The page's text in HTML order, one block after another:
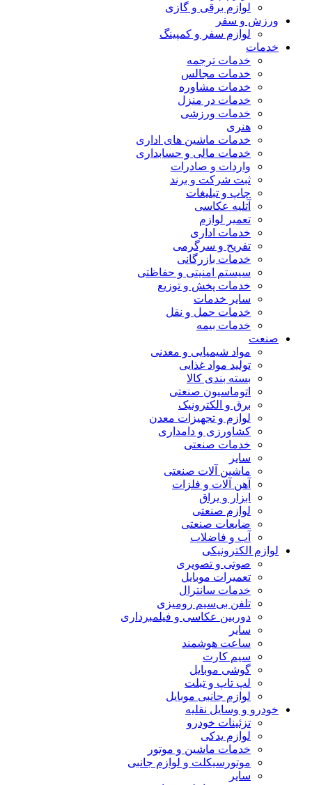
لوازم برقی و گازی
ورزش و سفر
لوازم سفر و کمپینگ
خدمات
خدمات ترجمه
خدمات مجالس
خدمات مشاوره
خدمات در منزل
خدمات ورزشی
هنری
خدمات ماشین های اداری
خدمات مالی و حسابداری
واردات و صادرات
ثبت شرکت و برند
چاپ و تبلیغات
آتلیه عکاسی
تعمیر لوازم
خدمات اداری
تفریح و سرگرمی
خدمات بازرگانی
سیستم امنیتی و حفاظتی
خدمات پخش و توزیع
سایر خدمات
خدمات حمل و نقل
خدمات بیمه
صنعت
مواد شیمیایی و معدنی
تولید مواد غذایی
بسته بندی کالا
اتوماسیون صنعتی
برق و الکترونیک
لوازم و تجهیزات معدن
کشاورزی و دامداری
خدمات صنعتی
سایر
ماشین آلات صنعتی
آهن آلات و فلزات
ابزار و یراق
لوازم صنعتی
ضایعات صنعتی
آب و فاضلاب
لوازم الکترونیکی
صوتی و تصویری
تعمیرات موبایل
خدمات سانترال
تلفن بی‌سیم رومیزی
دوربین عکاسی و فیلمبرداری
سایر
ساعت هوشمند
سیم کارت
گوشی موبایل
لپ تاپ و تبلت
لوازم جانبی موبایل
خودرو و وسایل نقلیه
تزئینات خودرو
لوازم یدکی
خدمات ماشین و موتور
موتورسیکلت و لوازم جانبی
سایر